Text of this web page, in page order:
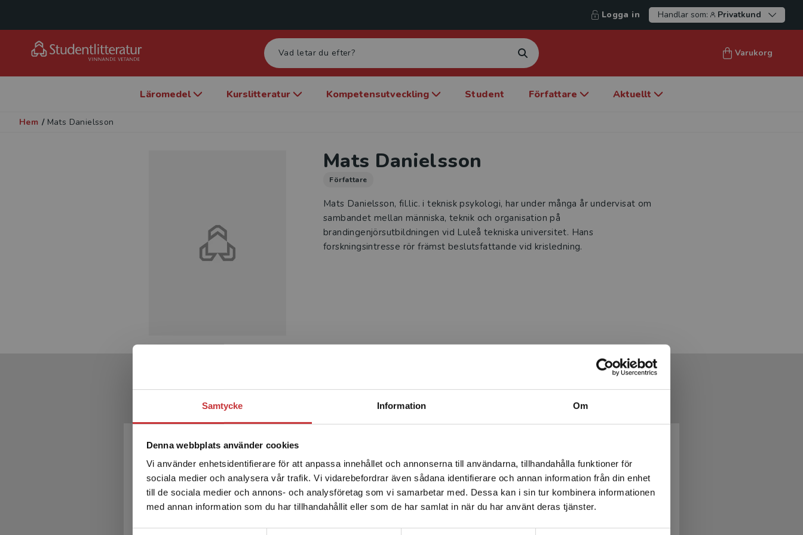
Samtycke Information Om
Denna webbplats använder cookies
Vi använder enhetsidentifierare för att anpassa innehållet och annonserna till användarna, tillhandahålla funktioner för
sociala medier och analysera vår trafik. Vi vidarebefordrar även sådana identifierare och annan information från din enhet
till de sociala medier och annons- och analysföretag som vi samarbetar med. Dessa kan i sin tur kombinera informationen
med annan information som du har tillhandahållit eller som de har samlat in när du har använt deras tjänster.
Begränsad fraktregion
Det verkar som att du besöker studentlitteratur.se via en
enhet utanför Sverige. Vi erbjuder inte leveranser utanför
Sverige. För att kunna slutföra ett köp måste
leveransadressen vara i Sverige.Läs mer
Logga in Handlar som: Privatkund
Varukorg
Läromedel Kurslitteratur Kompetensutveckling Student Författare Aktuellt
Hem / Mats Danielsson
Mats Danielsson
Författare
Mats Danielsson, fil.lic. i teknisk psykologi, har under många år undervisat om
sambandet mellan människa, teknik och organisation på
brandingenjörsutbildningen vid Luleå tekniska universitet. Hans
forskningsintresse rör främst beslutsfattande vid krisledning.
Produkter